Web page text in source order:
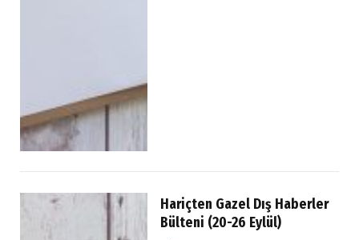
Hariçten Gazel Dış Haberler
Bülteni (20-26 Eylül)